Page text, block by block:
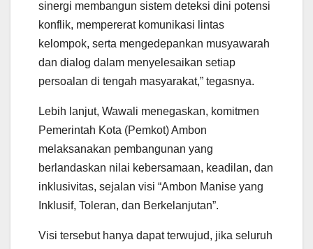
sinergi membangun sistem deteksi dini potensi
konflik, mempererat komunikasi lintas
kelompok, serta mengedepankan musyawarah
dan dialog dalam menyelesaikan setiap
persoalan di tengah masyarakat,” tegasnya.
Lebih lanjut, Wawali menegaskan, komitmen
Pemerintah Kota (Pemkot) Ambon
melaksanakan pembangunan yang
berlandaskan nilai kebersamaan, keadilan, dan
inklusivitas, sejalan visi “Ambon Manise yang
Inklusif, Toleran, dan Berkelanjutan”.
Visi tersebut hanya dapat terwujud, jika seluruh